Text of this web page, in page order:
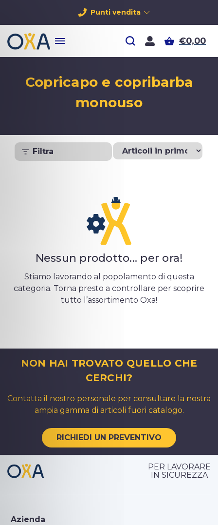
Punti vendita
€0,00
Copricapo e copribarba
monouso
Filtra
Nessun prodotto... per ora!
Stiamo lavorando al popolamento di questa
categoria. Torna presto a controllare per scoprire
tutto l’assortimento Oxa!
NON HAI TROVATO QUELLO CHE
CERCHI?
Contatta il nostro personale per consultare la nostra
ampia gamma di articoli fuori catalogo.
RICHIEDI UN PREVENTIVO
PER LAVORARE
IN SICUREZZA
Azienda